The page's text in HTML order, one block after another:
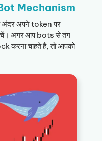
Mechanism
अपने token पर
अगर आप bots से तंग
करना चाहते हैं, तो आपको